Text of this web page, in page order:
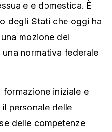
e domestica. È
degli Stati che oggi ha
mozione del
normativa federale
iniziale e
personale delle
delle competenze